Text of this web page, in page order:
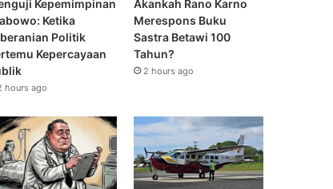
Kepemimpinan
Ketika
Politik
Kepercayaan
hours ago
Akankah Rano Karno
Merespons Buku
Sastra Betawi 100
Tahun?
2 hours ago